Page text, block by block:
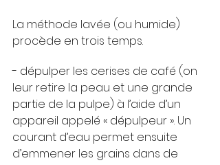
La méthode lavée (ou humide)
procède en trois temps.
- dépulper les cerises de café (on
leur retire la peau et une grande
partie de la pulpe) à l’aide d’un
appareil appelé « dépulpeur ». Un
courant d’eau permet ensuite
d’emmener les grains dans de